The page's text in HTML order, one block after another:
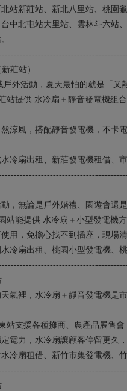
站新莊站、新北八里站、桃園
中北屯站大里站、雲林斗六站
莊站）
外活動，夏天最怕的就是「又
站提供 水冷扇＋靜音發電機組
涼風，搭配靜音發電機，不卡
冷扇出租、新莊發電機租借、
，無論是戶外婚禮、園遊會還是
站能提供 水冷扇＋小型發電機方
用，免擔心找不到插座，現場清
冷扇出租、桃園小型發電機、
氣裡，水冷扇＋靜音發電機是
站支援各種攤商、農產品展售會
電力，水冷扇讓顧客停留更久，
冷扇租借、新竹市集發電機、